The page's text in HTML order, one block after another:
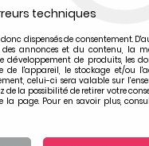
tissu en
le premier à donner
techniques
dispensés de consentement.
annonces et du contenu, la
de produits, les
l'appareil, le stockage et/ou
celui-ci sera valable sur
de la possibilité de retirer votre
page. Pour en savoir plus,